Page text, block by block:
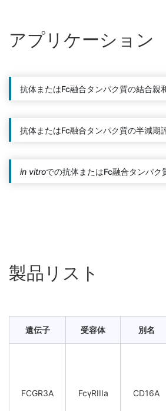
アプリケーション
抗体またはFc融合タンパク質の結合親
抗体またはFc融合タンパク質の半減期
in vitroでの抗体またはFc融合タンパク
製品リスト
遺伝子 受容体 別名
FCGR3A FcγRIIIa CD16A